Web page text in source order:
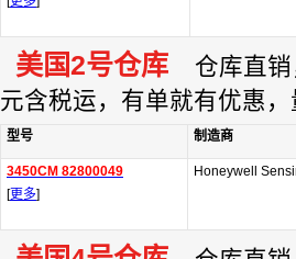
美国2号仓库 仓库直销
元含税运，有单就有优惠
型号 制造商
3450CM 82800049
[更多]
Honeywell